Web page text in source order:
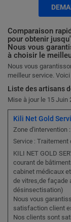
Comparaison
pour obtenir
Nous vous
à choisir le
Nous vous
meilleur service.
Liste des artisans
Mise à jour le 15 Juin
Kili Net Gold
Zone d'intervention
Service : Traitement
KILI NET GOLD
courant de
cabinet médicaux
de vitres,de façade
désinsectisation)
Nous vous
satisfaction client
Nos clients sont